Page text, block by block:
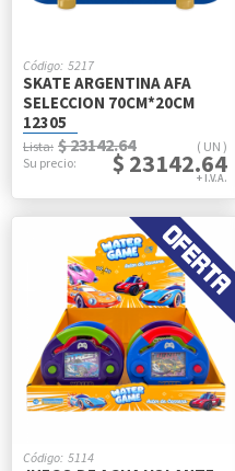
5217
SKATE ARGENTINA AFA
SELECCION 70CM*20CM
12305
UN
$ 23142.64
$ 23142.64
5114